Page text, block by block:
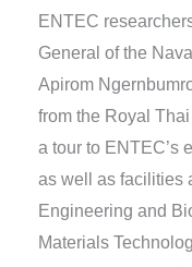
ENTEC
General of the
Apirom
from the Royal
a tour to ENTEC’s
as well as facilities
Engineering and
Materials